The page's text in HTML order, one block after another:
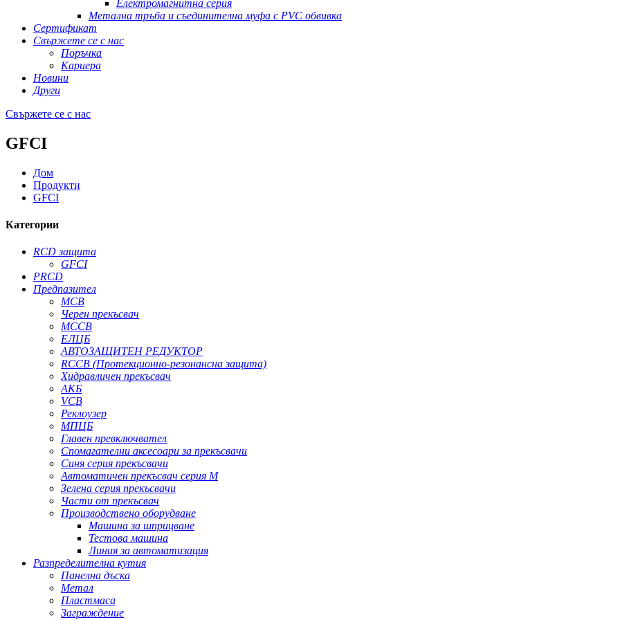
Електромагнитна серия
Метална тръба и съединителна муфа с PVC обвивка
Сертификат
Свържете се с нас
Поръчка
Кариера
Новини
Други
Свържете се с нас
GFCI
Дом
Продукти
GFCI
Категории
RCD защита
GFCI
PRCD
Предпазител
MCB
Черен прекъсвач
MCCB
ЕЛЦБ
АВТОЗАЩИТЕН РЕДУКТОР
RCCB (Протекционно-резонансна защита)
Хидравличен прекъсвач
АКБ
VCB
Реклоузер
МПЦБ
Главен превключвател
Спомагателни аксесоари за прекъсвачи
Синя серия прекъсвачи
Автоматичен прекъсвач серия M
Зелена серия прекъсвачи
Части от прекъсвач
Производствено оборудване
Машина за шприцване
Тестова машина
Линия за автоматизация
Разпределителна кутия
Панелна дъска
Метал
Пластмаса
Заграждение